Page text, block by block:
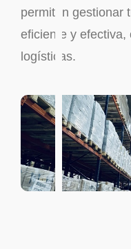
permiten gestionar
eficiente y efectiva,
logísticas.